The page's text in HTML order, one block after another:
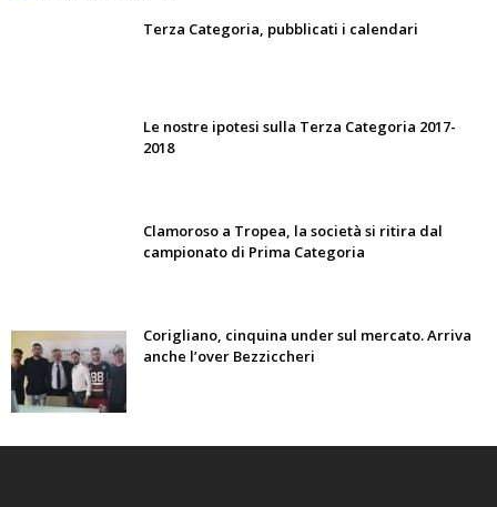
Terza Categoria, pubblicati i calendari
Le nostre ipotesi sulla Terza Categoria 2017-
2018
Clamoroso a Tropea, la società si ritira dal
campionato di Prima Categoria
Corigliano, cinquina under sul mercato. Arriva
anche l’over Bezziccheri